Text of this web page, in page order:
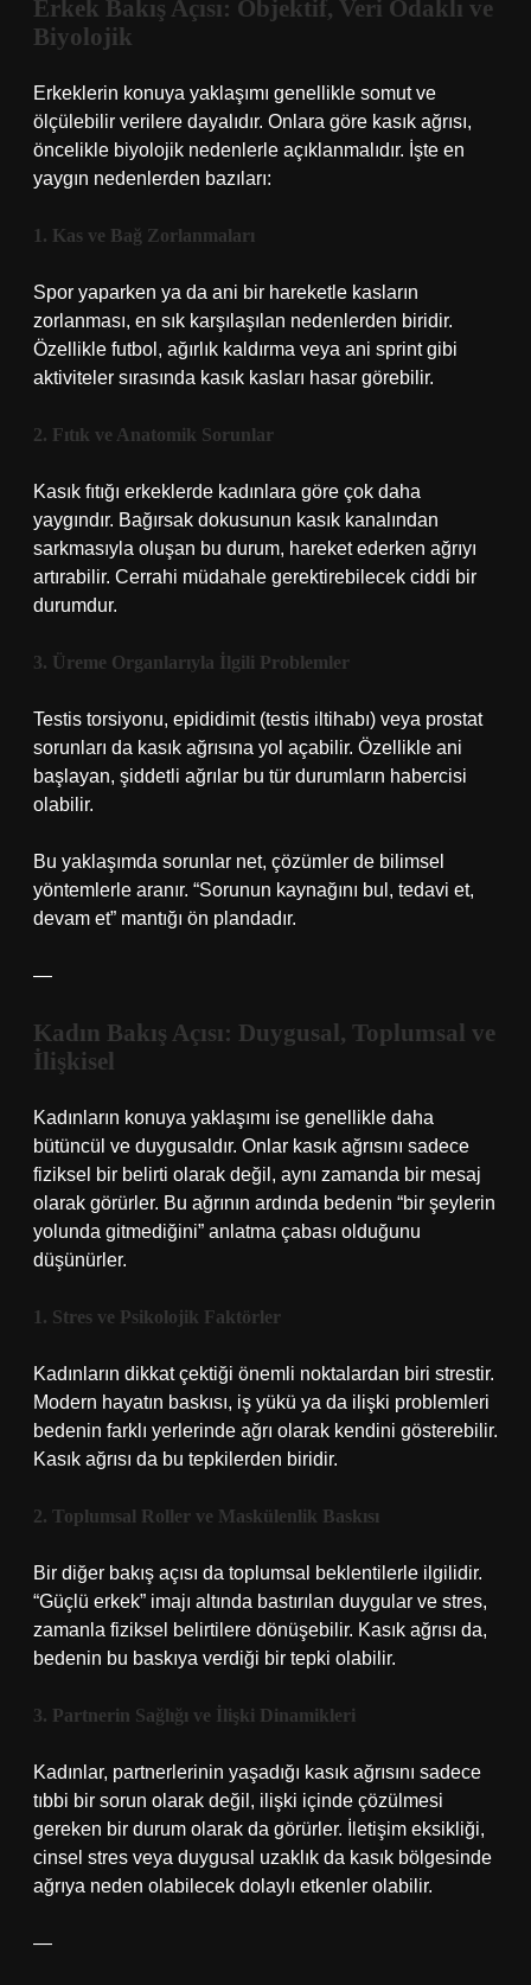
Erkek Bakış Açısı: Objektif, Veri Odaklı ve
Biyolojik
Erkeklerin konuya yaklaşımı genellikle somut ve
ölçülebilir verilere dayalıdır. Onlara göre kasık ağrısı,
öncelikle biyolojik nedenlerle açıklanmalıdır. İşte en
yaygın nedenlerden bazıları:
1. Kas ve Bağ Zorlanmaları
Spor yaparken ya da ani bir hareketle kasların
zorlanması, en sık karşılaşılan nedenlerden biridir.
Özellikle futbol, ağırlık kaldırma veya ani sprint gibi
aktiviteler sırasında kasık kasları hasar görebilir.
2. Fıtık ve Anatomik Sorunlar
Kasık fıtığı erkeklerde kadınlara göre çok daha
yaygındır. Bağırsak dokusunun kasık kanalından
sarkmasıyla oluşan bu durum, hareket ederken ağrıyı
artırabilir. Cerrahi müdahale gerektirebilecek ciddi bir
durumdur.
3. Üreme Organlarıyla İlgili Problemler
Testis torsiyonu, epididimit (testis iltihabı) veya prostat
sorunları da kasık ağrısına yol açabilir. Özellikle ani
başlayan, şiddetli ağrılar bu tür durumların habercisi
olabilir.
Bu yaklaşımda sorunlar net, çözümler de bilimsel
yöntemlerle aranır. “Sorunun kaynağını bul, tedavi et,
devam et” mantığı ön plandadır.
—
Kadın Bakış Açısı: Duygusal, Toplumsal ve
İlişkisel
Kadınların konuya yaklaşımı ise genellikle daha
bütüncül ve duygusaldır. Onlar kasık ağrısını sadece
fiziksel bir belirti olarak değil, aynı zamanda bir mesaj
olarak görürler. Bu ağrının ardında bedenin “bir şeylerin
yolunda gitmediğini” anlatma çabası olduğunu
düşünürler.
1. Stres ve Psikolojik Faktörler
Kadınların dikkat çektiği önemli noktalardan biri strestir.
Modern hayatın baskısı, iş yükü ya da ilişki problemleri
bedenin farklı yerlerinde ağrı olarak kendini gösterebilir.
Kasık ağrısı da bu tepkilerden biridir.
2. Toplumsal Roller ve Maskülenlik Baskısı
Bir diğer bakış açısı da toplumsal beklentilerle ilgilidir.
“Güçlü erkek” imajı altında bastırılan duygular ve stres,
zamanla fiziksel belirtilere dönüşebilir. Kasık ağrısı da,
bedenin bu baskıya verdiği bir tepki olabilir.
3. Partnerin Sağlığı ve İlişki Dinamikleri
Kadınlar, partnerlerinin yaşadığı kasık ağrısını sadece
tıbbi bir sorun olarak değil, ilişki içinde çözülmesi
gereken bir durum olarak da görürler. İletişim eksikliği,
cinsel stres veya duygusal uzaklık da kasık bölgesinde
ağrıya neden olabilecek dolaylı etkenler olabilir.
—